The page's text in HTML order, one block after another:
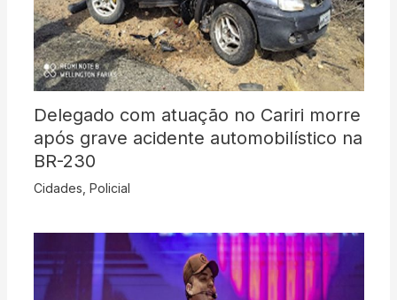
Delegado com atuação no Cariri morre
após grave acidente automobilístico na
BR-230
Cidades Policial